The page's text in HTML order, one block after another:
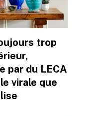
trop
par du LECA
virale que